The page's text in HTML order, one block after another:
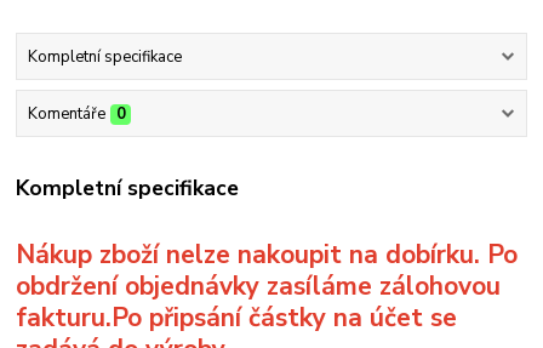
Kompletní specifikace
Komentáře 0
Kompletní specifikace
Nákup zboží nelze nakoupit na dobírku. Po
obdržení objednávky zasíláme zálohovou
fakturu.Po připsání částky na účet se